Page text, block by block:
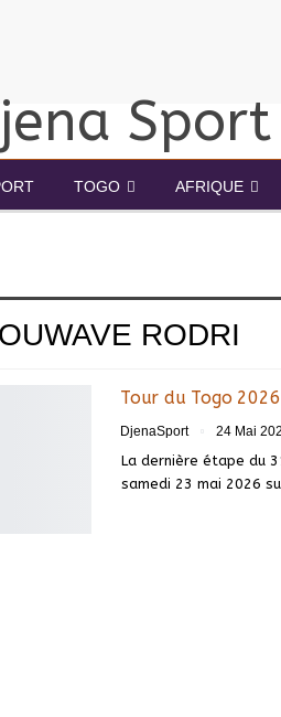
TOGO AFRIQUE
RODRI
Tour du Togo
DjenaSport 24 Mai
La dernière étape du
samedi 23 mai 2026